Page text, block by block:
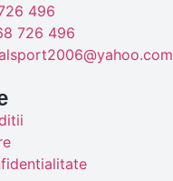
496
726 496